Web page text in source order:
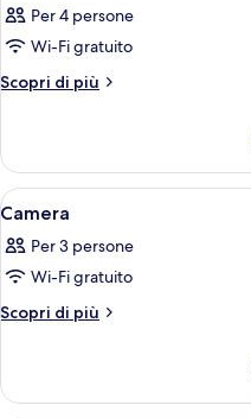
le
foto
per
Per 4 persone
Wi-Fi gratuito
Scopri di più
Altri
Apri
tutte
le
foto
per
7
Camera
Per 3 persone
Wi-Fi gratuito
Scopri di più
Altri